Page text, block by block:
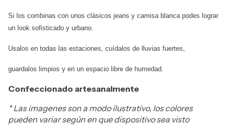
Si los combinas con unos clásicos jeans y camisa blanca podes lograr
un look sofisticado y urbano.
Usalos en todas las estaciones, cuídalos de lluvias fuertes,
guardalos limpios y en un espacio libre de humedad.
Confeccionado artesanalmente
* Las imagenes son a modo ilustrativo, los colores
pueden variar según en que dispositivo sea visto